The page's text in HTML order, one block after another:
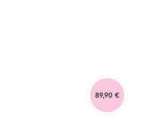
89,90 €